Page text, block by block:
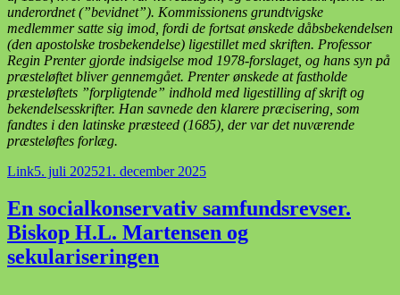
underordnet (”bevidnet”). Kommissionens grundtvigske
medlemmer satte sig imod, fordi de fortsat ønskede dåbsbekendelsen
(den apostolske trosbekendelse) ligestillet med skriften. Professor
Regin Prenter gjorde indsigelse mod 1978-forslaget, og hans syn på
præsteløftet bliver gennemgået. Prenter ønskede at fastholde
præsteløftets ”forpligtende” indhold med ligestilling af skrift og
bekendelsesskrifter. Han savnede den klarere præcisering, som
fandtes i den latinske præsteed (1685), der var det nuværende
præsteløftes forlæg.
Format
LinkUdgivet
5. juli 202521. december 2025
En socialkonservativ samfundsrevser.
Biskop H.L. Martensen og
sekulariseringen